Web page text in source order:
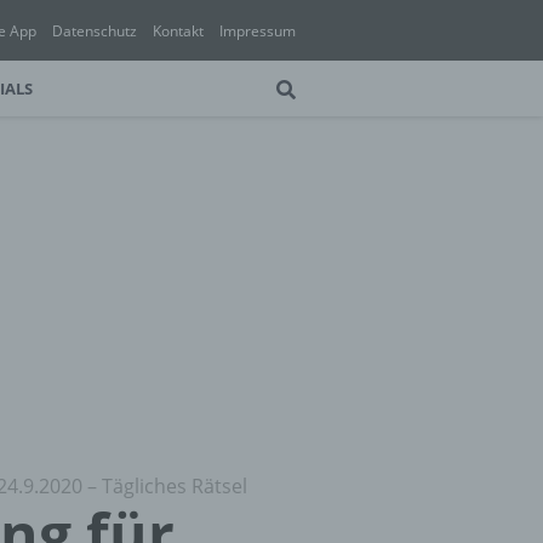
App Datenschutz Kontakt Impressum
– Tägliches Rätsel